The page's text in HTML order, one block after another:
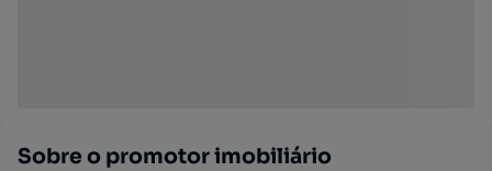
Sobre o promotor imobiliário